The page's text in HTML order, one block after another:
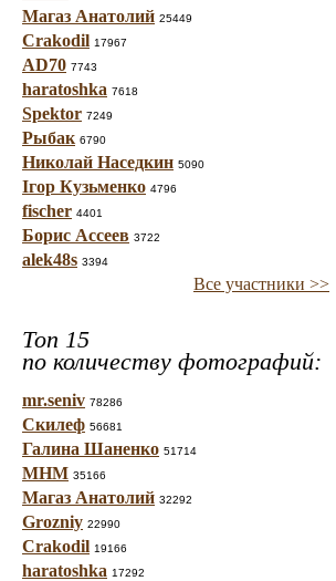
Магаз Анатолий 25449
Crakodil 17967
AD70 7743
haratoshka 7618
Spektor 7249
Рыбак 6790
Николай Наседкин 5090
Ігор Кузьменко 4796
fischer 4401
Борис Ассеев 3722
alek48s 3394
Все участники >>
Топ 15
по количеству фотографий:
mr.seniv 78286
Скилеф 56681
Галина Шаненко 51714
МНМ 35166
Магаз Анатолий 32292
Grozniy 22990
Crakodil 19166
haratoshka 17292